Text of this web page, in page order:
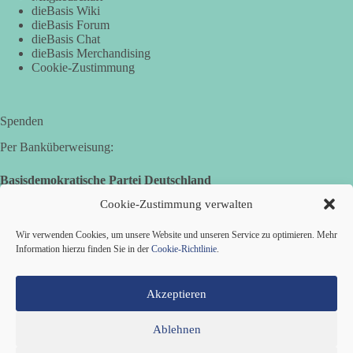
Cookie-Zustimmung verwalten
Wir verwenden Cookies, um unsere Website und unseren Service zu optimieren. Mehr
Information hierzu finden Sie in der Cookie-Richtlinie.
Akzeptieren
Ablehnen
Demonstration mit dem Motto „Russland ist nicht unser
Feind“ statt.
Hier ein Auszug aus der Rede von der
Bundestagsabgeordneten Sevim Dağdelen (BSW).
Revanchismus!“
👉 Hier geht es zum vollständigen Video:
si=2b_C6GgNY9EB-rXw
❤️ Wir freuen uns über deine Unterstützung:
#russandistnichtunserFeind
dieBasis Wiki
dieBasis Forum
dieBasis Chat
dieBasis Merchandising
Cookie-Zustimmung
Spenden
Per Banküberweisung:
Basisdemokratische Partei Deutschland
IBAN: DE16 6539 0120 0434 1370 06
BIC: GENODES1EBI